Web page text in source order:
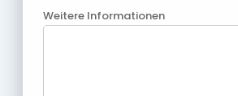
Weitere Informationen